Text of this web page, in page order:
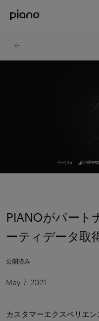
PIANOがパート
ーティデータ取
公開済み
May 7, 2021
カスタマーエクスペリエ